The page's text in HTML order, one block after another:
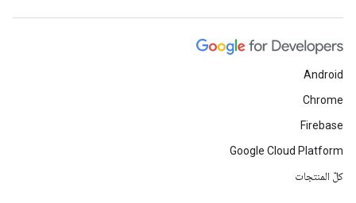
Android
Chrome
Firebase
Google Cloud Platform
كلّ المنتجات